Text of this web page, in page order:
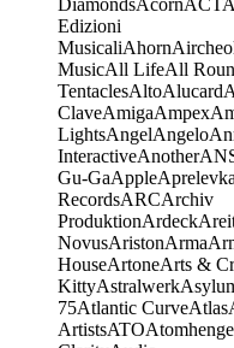
DiamondsAcornACT
Edizioni
MusicaliAhorn
MusicAll LifeAll
TentaclesAltoAlucard
ClaveAmigaAmpex
LightsAngelAngelo
InteractiveAnother
Gu-GaApple
RecordsARCArchiv
ProduktionArdeck
NovusAristonArma
HouseArtoneArts &
KittyAstralwerk
75Atlantic CurveAtlas
ArtistsATOAtomhenge